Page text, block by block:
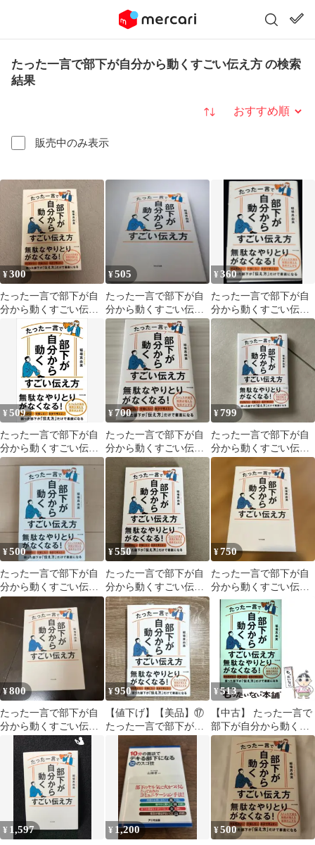
たった一言で部下が自分から動くすごい伝え方 の検索
結果
販売中のみ表示
並び替え
¥300
たった一言で部下が自
分から動くすごい伝え
¥505
たった一言で部下が自
分から動くすごい伝え
方
¥360
たった一言で部下が自
分から動くすごい伝え
方 稲場真由美
¥509
たった一言で部下が自
分から動くすごい伝え
方
¥700
たった一言で部下が自
分から動くすごい伝え
方
¥799
たった一言で部下が自
分から動くすごい伝え
方 稲場真由美
¥500
たった一言で部下が自
分から動くすごい伝え
方
¥550
たった一言で部下が自
分から動くすごい伝え
方
¥750
たった一言で部下が自
分から動くすごい伝え
方
¥800
たった一言で部下が自
分から動くすごい伝え
方 稲場真由美
¥950
【値下げ】【美品】⑰
たった一言で部下が自
分から動くすごい伝え
方 稲場真由美
¥ 513
【中古】 たった一言で
部下が自分から動くす
ごい伝え方 / 稲場 真由
美 / ＷＡＶＥ出版
¥ 1,597 ¥ 1,200 ¥500